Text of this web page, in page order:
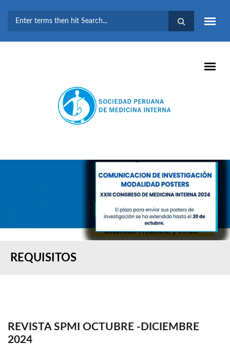
BÚSQUEDA
REQUISITOS
REVISTA SPMI OCTUBRE -DICIEMBRE
2024